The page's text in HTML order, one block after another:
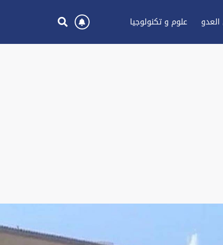
علوم و تكنولوجيا